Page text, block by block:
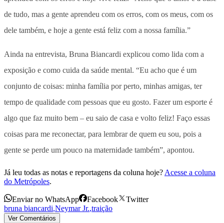
de tudo, mas a gente aprendeu com os erros, com os meus, com os
dele também, e hoje a gente está feliz com a nossa família.”
Ainda na entrevista, Bruna Biancardi explicou como lida com a
exposição e como cuida da saúde mental. “Eu acho que é um
conjunto de coisas: minha família por perto, minhas amigas, ter
tempo de qualidade com pessoas que eu gosto. Fazer um esporte é
algo que faz muito bem – eu saio de casa e volto feliz! Faço essas
coisas para me reconectar, para lembrar de quem eu sou, pois a
gente se perde um pouco na maternidade também”, apontou.
Já leu todas as notas e reportagens da coluna hoje? Acesse a coluna
do Metrópoles.
Enviar no WhatsApp Facebook
Twitter
bruna biancardi,Neymar Jr.,traição
Ver Comentários